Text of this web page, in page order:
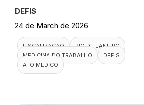
DEFIS
24 de March de 2026
FISCALIZACAO
RIO DE JANEIRO
MEDICINA DO TRABALHO
DEFIS
ATO MEDICO